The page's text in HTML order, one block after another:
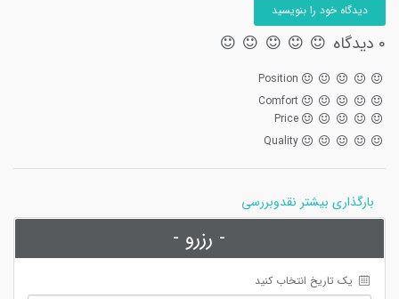
دیدگاه خود را بنویسید
0 دیدگاه
Position
Comfort
Price
Quality
بارگذاری بیشتر نقدوبررسی
- رزرو -
یک تاریخ انتخاب کنید